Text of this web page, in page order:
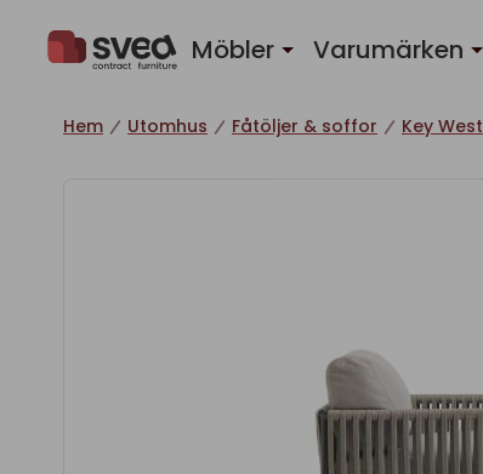
Möbler Varumärken
Hem Utomhus Fåtöljer & soffor Key West